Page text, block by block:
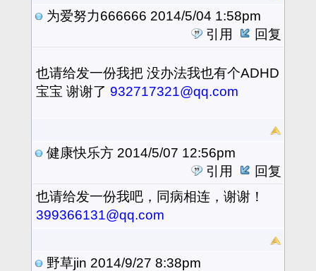
为爱努力666666 2014/5/04 1:58pm
引用
回复
也请给发一份我把 没办法我也有个ADHD
宝宝 谢谢了 932717321@qq.com
健康快乐方 2014/5/07 12:56pm
引用
回复
也请给发一份我吧，同病相连，谢谢！
399366131@qq.com
野草jin 2014/9/27 8:38pm